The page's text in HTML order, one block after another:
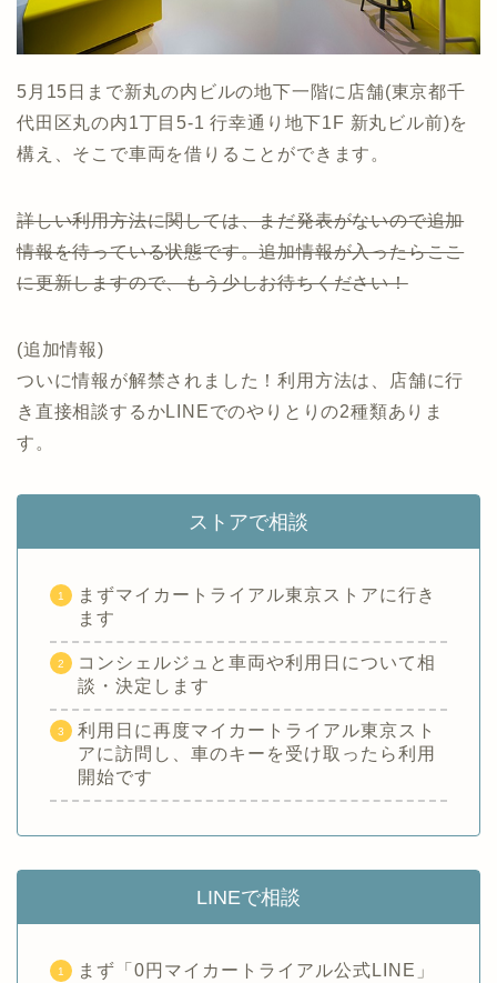
5月15日まで新丸の内ビルの地下一階に店舗(東京都千
代田区丸の内1丁目5-1 行幸通り地下1F 新丸ビル前)を
構え、そこで車両を借りることができます。
詳しい利用方法に関しては、まだ発表がないので追加
情報を待っている状態です。追加情報が入ったらここ
に更新しますので、もう少しお待ちください！
(追加情報)
ついに情報が解禁されました！利用方法は、店舗に行
き直接相談するかLINEでのやりとりの2種類ありま
す。
ストアで相談
まずマイカートライアル東京ストアに行き
ます
コンシェルジュと車両や利用日について相
談・決定します
利用日に再度マイカートライアル東京スト
アに訪問し、車のキーを受け取ったら利用
開始です
LINEで相談
まず「0円マイカートライアル公式LINE」